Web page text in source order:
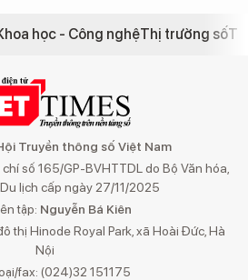
học - Công nghệThị trường số
Truyền thông số Việt Nam
số 165/GP-BVHTTDL do Bộ Văn hóa,
lịch cấp ngày 27/11/2025
tập: Nguyễn Bá Kiên
thị Hinode Royal Park, xã Hoài Đức, Hà
Nội
fax: (024)32 151175